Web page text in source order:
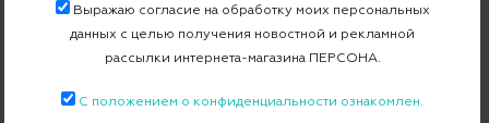
Бесплатная примерка в пункте выдачи
Выражаю согласие на обработку моих персональных
данных с целью получения новостной и рекламной
рассылки интернета-магазина ПЕРСОНА.
С положением о конфиденциальности ознакомлен.